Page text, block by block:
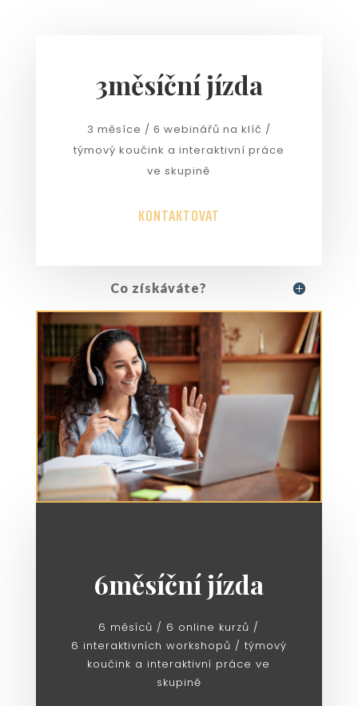
3měsíční jízda
3 měsíce / 6 webinářů na klíč /
týmový koučink a interaktivní práce
ve skupině
KONTAKTOVAT
Co získáváte?
6měsíční jízda
6 měsíců / 6 online kurzů /
6 interaktivních workshopů / týmový
koučink a interaktivní práce ve
skupině